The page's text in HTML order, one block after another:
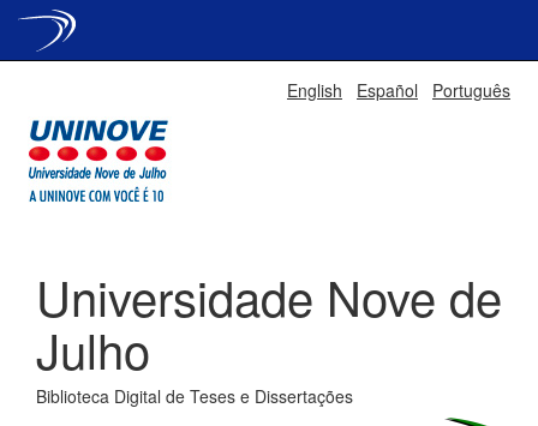
English Español Português
Universidade Nove de
Julho
Biblioteca Digital de Teses e Dissertações